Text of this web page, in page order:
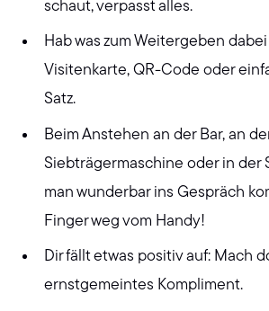
schaut, verpasst alles.
Hab was zum Weitergeben
Visitenkarte, QR-Code oder
Satz.
Beim Anstehen an der Bar, an
Siebträgermaschine oder in der
man wunderbar ins Gespräch
Finger weg vom Handy!
Dir fällt etwas positiv auf: Mach
ernstgemeintes Kompliment.